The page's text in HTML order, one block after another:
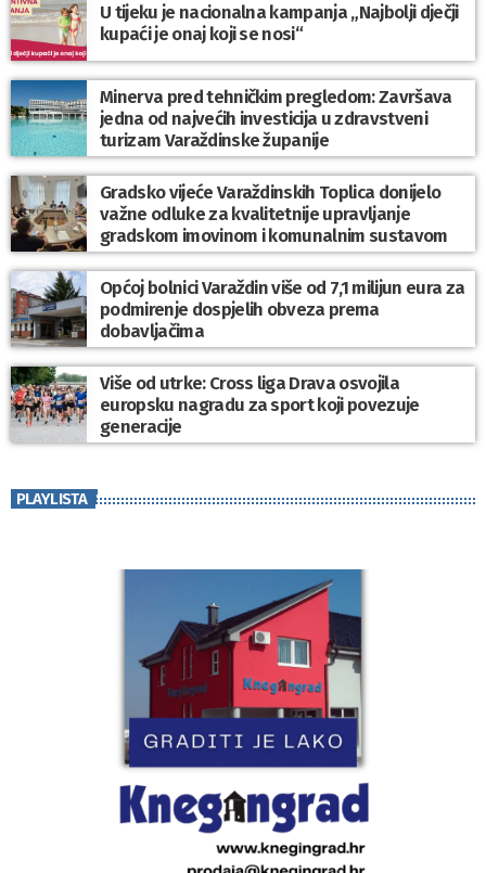
U tijeku je nacionalna kampanja „Najbolji dječji
kupaći je onaj koji se nosi“
Minerva pred tehničkim pregledom: Završava
jedna od najvećih investicija u zdravstveni
turizam Varaždinske županije
Gradsko vijeće Varaždinskih Toplica donijelo
važne odluke za kvalitetnije upravljanje
gradskom imovinom i komunalnim sustavom
Općoj bolnici Varaždin više od 7,1 milijun eura za
podmirenje dospjelih obveza prema
dobavljačima
Više od utrke: Cross liga Drava osvojila
europsku nagradu za sport koji povezuje
generacije
PLAYLISTA